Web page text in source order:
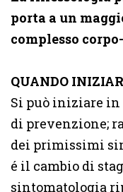
porta a un
complesso
QUANDO
Si può iniziare in
di prevenzione;
dei primissimi
é il cambio di
sintomatologia